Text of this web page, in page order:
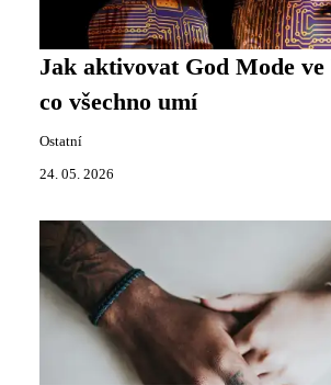
Jak aktivovat God Mode
co všechno umí
Ostatní
24. 05. 2026